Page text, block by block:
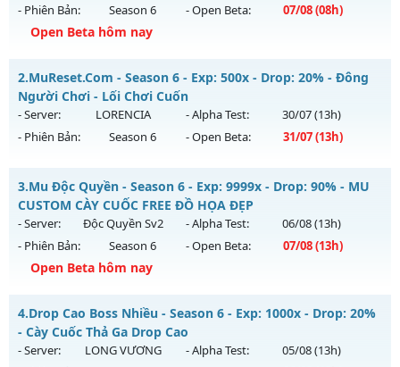
- Phiên Bản:
Season 6 - Open Beta: 07/08(08h)
Open Beta hôm nay
Mu mới ra tháng 08 2026 - Mở máy chủ
ngày 07/08/2626
Exp: 9999x - Drop: 90%
Thể loại: Mu Nguyên bản Webzen
Antihack: ICMPROTECT ✅ 🔴 ✨ ⚡️
2.MuReset.Com - Season 6 - Exp: 500x - Drop: 20% - Đông
Người Chơi - Lối Chơi Cuốn
- Server: LORENCIA - Alpha Test: 30/07(13h)
- Phiên Bản:
Season 6 - Open Beta: 31/07(13h)
MuReset.Com - Đông Người Chơi - Lối Chơi Cuốn
Mu mới ra tháng 07 2026 - Mở máy chủ
ngày 31/07/2626
Exp: 500x - Drop: 20%
Kiểu reset: Reset In Game
Antihack: Anti Vip
3.Mu Độc Quyền - Season 6 - Exp: 9999x - Drop: 90% - MU
CUSTOM CÀY CUỐC FREE ĐỒ HỌA ĐẸP
- Server: Độc Quyền Sv2 - Alpha Test: 06/08(13h)
- Phiên Bản:
Season 6 - Open Beta: 07/08(13h)
Open Beta hôm nay
Mu Độc Quyền - MU CUSTOM CÀY CUỐC FREE ĐỒ HỌA ĐẸP
Mu mới ra tháng 08 2026 - Mở máy chủ
13h ngày 07/08/2626
4.Drop Cao Boss Nhiều - Season 6 - Exp: 1000x - Drop: 20%
- Cày Cuốc Thả Ga Drop Cao
- Server: LONG VƯƠNG - Alpha Test: 05/08(13h)